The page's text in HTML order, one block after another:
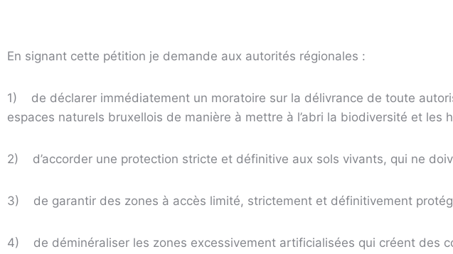
En signant cette pétition je demande aux autorités régionales :
1)
de déclarer immédiatement un moratoire sur la délivrance de toute
espaces naturels bruxellois de manière à mettre à l’abri la biodiversité et les
2) d’accorder une protection stricte et définitive aux sols vivants, qui ne
3) de garantir des zones à accès limité, strictement et définitivement
4)
de déminéraliser les zones excessivement artificialisées qui créent des